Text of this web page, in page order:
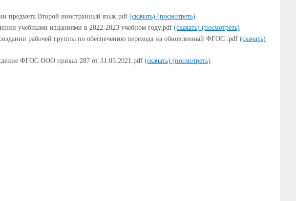
предмета Второй иностранный язык.pdf (скачать) (посмотреть)
учебными изданиями в 2022-2023 учебном году.pdf (скачать) (посмотреть)
рабочей группы по обеспечению перехода на обновленный ФГОС .pdf (скачать)
ФГОС ООО приказ 287 от 31.05.2021.pdf (скачать) (посмотреть)